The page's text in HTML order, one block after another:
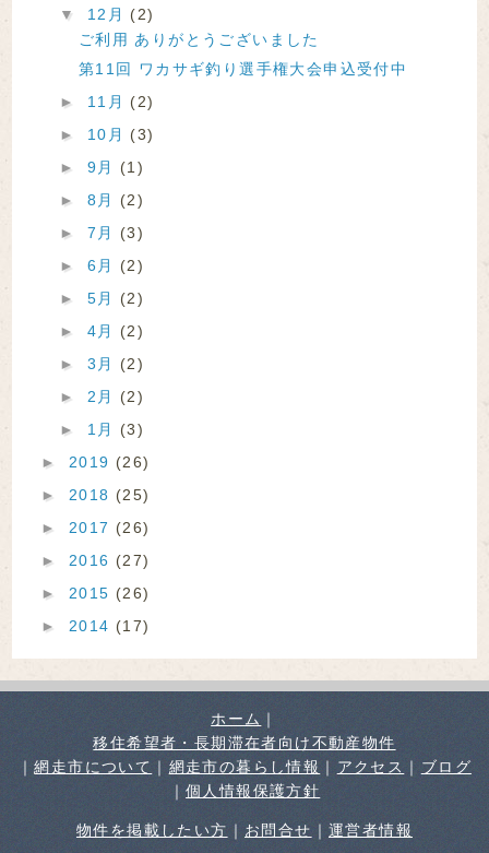
▼ 12月 (2)
ご利用 ありがとうございました
第11回 ワカサギ釣り選手権大会申込受付中
► 11月 (2)
► 10月 (3)
► 9月 (1)
► 8月 (2)
► 7月 (3)
► 6月 (2)
► 5月 (2)
► 4月 (2)
► 3月 (2)
► 2月 (2)
► 1月 (3)
► 2019 (26)
► 2018 (25)
► 2017 (26)
► 2016 (27)
► 2015 (26)
► 2014 (17)
ホーム ｜
移住希望者・長期滞在者向け不動産物件
｜網走市について ｜ 網走市の暮らし情報 ｜ アクセス ｜ ブログ
｜個人情報保護方針
物件を掲載したい方 ｜ お問合せ ｜ 運営者情報